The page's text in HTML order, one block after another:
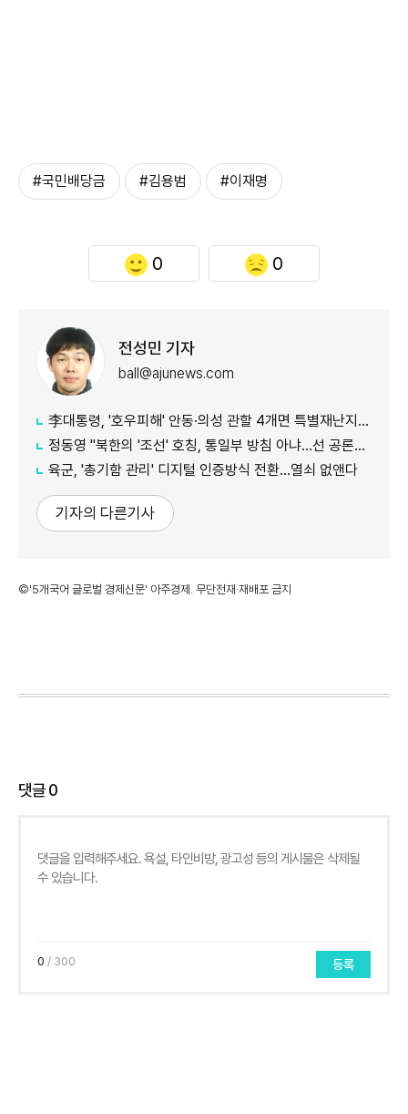
#국민배당금 #김용범 #이재명
0 0
전성민 기자
ball@ajunews.com
李대통령, '호우피해' 안동·의성 관할 4개면 특별재난지역 선포
정동영 "북한의 '조선' 호칭, 통일부 방침 아냐...선 공론화 먼저"
육군, '총기함 관리' 디지털 인증방식 전환…열쇠 없앤다
기자의 다른기사
©'5개국어 글로벌 경제신문' 아주경제. 무단전재·재배포 금지
댓글0
0 / 300 등록